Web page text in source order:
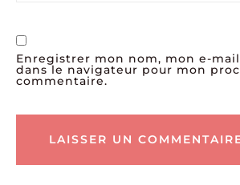
Enregistrer mon nom, mon e-
dans le navigateur pour mon
commentaire.